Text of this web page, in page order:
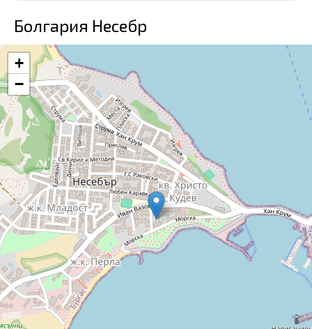
Болгария Несебр
+
−